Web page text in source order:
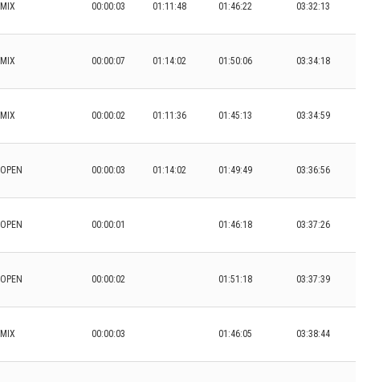
MIX 00:00:03 01:11:48 01:46:22 03:32:13
MIX 00:00:07 01:14:02 01:50:06 03:34:18
MIX 00:00:02 01:11:36 01:45:13 03:34:59
OPEN 00:00:03 01:14:02 01:49:49 03:36:56
OPEN 00:00:01 01:46:18 03:37:26
OPEN 00:00:02 01:51:18 03:37:39
MIX 00:00:03 01:46:05 03:38:44